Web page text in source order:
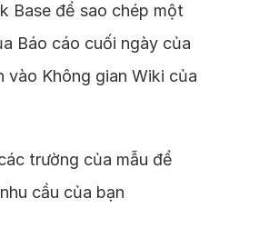
Base để sao chép một
Báo cáo cuối ngày của
vào Không gian Wiki của
trường của mẫu để
cầu của bạn